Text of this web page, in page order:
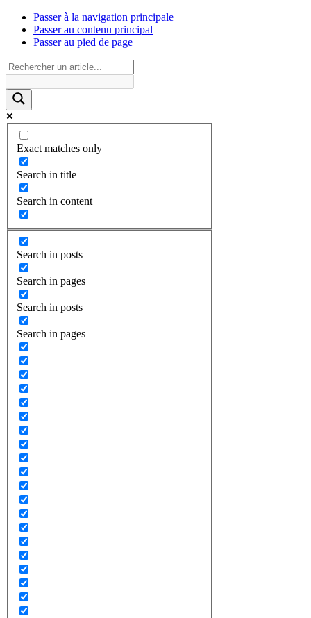
Passer à la navigation principale
Passer au contenu principal
Passer au pied de page
Exact matches only
Search in title
Search in content
Search in posts
Search in pages
Search in posts
Search in pages